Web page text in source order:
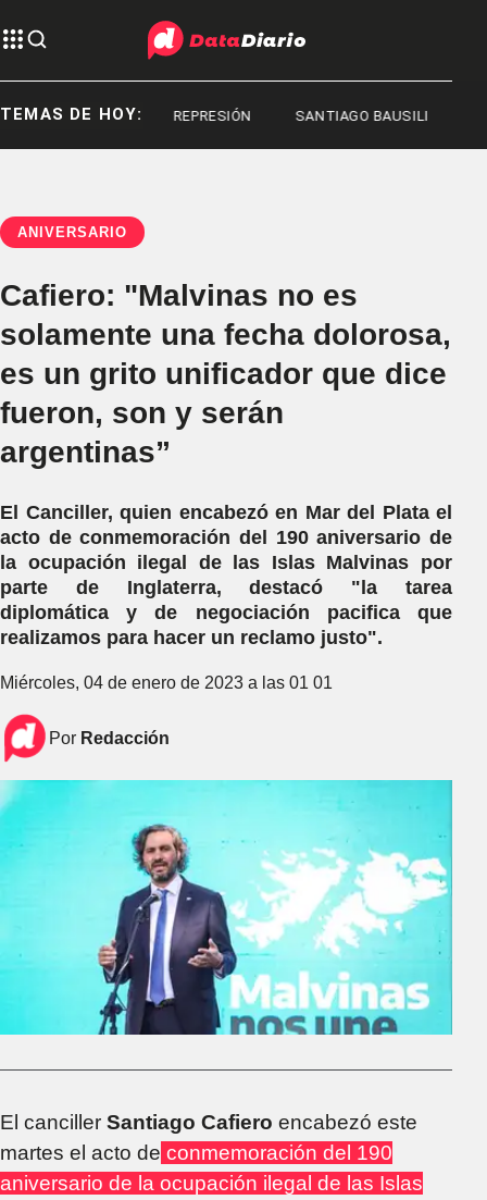
TEMAS DE HOY:
REPRESIÓN REPRESIÓN SANTIAGO BAUSILI
ANIVERSARIO
Cafiero: "Malvinas no es
solamente una fecha dolorosa,
es un grito unificador que dice
fueron, son y serán
argentinas”
El Canciller, quien encabezó en Mar del Plata el
acto de conmemoración del 190 aniversario de
la ocupación ilegal de las Islas Malvinas por
parte de Inglaterra, destacó "la tarea
diplomática y de negociación pacifica que
realizamos para hacer un reclamo justo".
Miércoles, 04 de enero de 2023 a las 01 01
Por Redacción
El canciller Santiago Cafiero encabezó este
martes el acto de conmemoración del 190
aniversario de la ocupación ilegal de las Islas